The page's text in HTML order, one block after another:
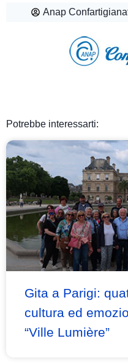
Anap
Potrebbe interessarti:
Gita a Parigi:
cultura ed
“Ville Lumière”